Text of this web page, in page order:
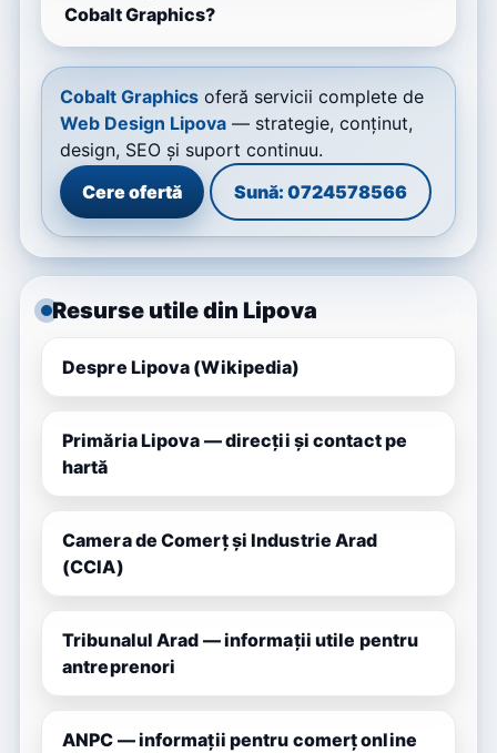
Cobalt Graphics?
Cobalt Graphics oferă servicii complete de
Web Design Lipova — strategie, conținut,
design, SEO și suport continuu.
Cere ofertă
Sună: 0724578566
Resurse utile din Lipova
Despre Lipova (Wikipedia)
Primăria Lipova — direcții și contact pe
hartă
Camera de Comerț și Industrie Arad
(CCIA)
Tribunalul Arad — informații utile pentru
antreprenori
ANPC — informații pentru comerț online